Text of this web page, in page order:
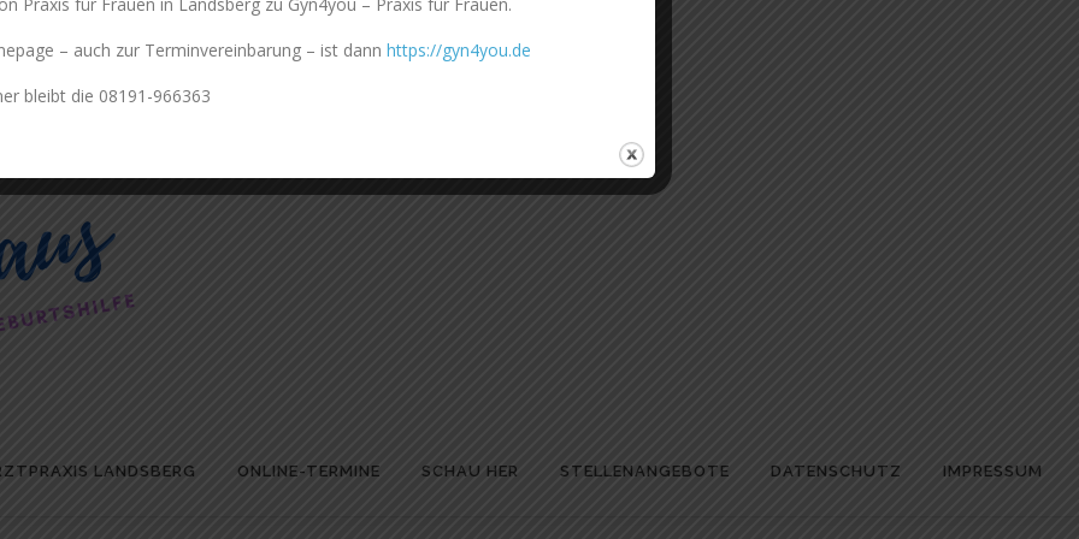
speichern
Einstellungen anzeigen
LANDSBERG ONLINE-TERMINE SCHAU HER STELLENANGEBOTE DATENSCHUTZ IMPRESSUM
– auch zur Terminvereinbarung – ist dann https://gyn4you.de
bleibt die 08191-966363